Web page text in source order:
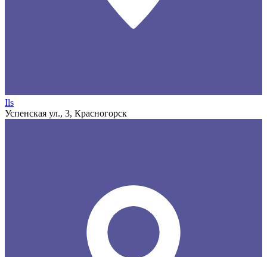
Ils
Успенская ул., 3, Красногорск